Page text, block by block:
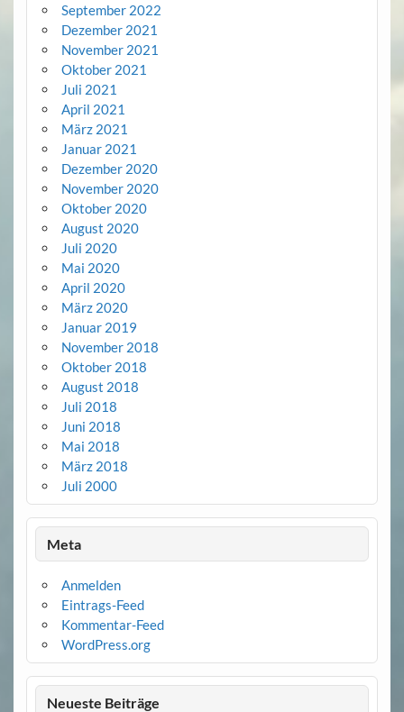
September 2022
Dezember 2021
November 2021
Oktober 2021
Juli 2021
April 2021
März 2021
Januar 2021
Dezember 2020
November 2020
Oktober 2020
August 2020
Juli 2020
Mai 2020
April 2020
März 2020
Januar 2019
November 2018
Oktober 2018
August 2018
Juli 2018
Juni 2018
Mai 2018
März 2018
Juli 2000
Meta
Anmelden
Eintrags-Feed
Kommentar-Feed
WordPress.org
Neueste Beiträge